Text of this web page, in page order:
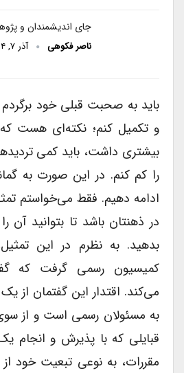
جای اندیشمندان و
ناصر فکوهی آذر ۷, ۱۴۰۴
باید به صحبت قبلی خود برگردم
و تکمیل کنم؛ نکته‌ای هست که
بیشتری داشت، باید کمی
را کم کنم. در این صورت به گمانم
ادامه دهیم. فقط می‌خواستم
در ذهنتان باشد تا بتوانید آن
بدهید. به نظرم در این
کمیسیون رسمی گرفت که
می‌کند. اقتدار این گفتمان از یک
به مسئولان رسمی است و از سوی
قبایلی که با پذیرش و انجام
مقررات، به نوعی تبعیت خود از